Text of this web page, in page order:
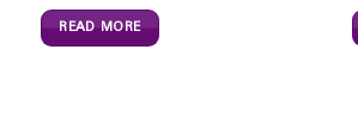
READ MORE